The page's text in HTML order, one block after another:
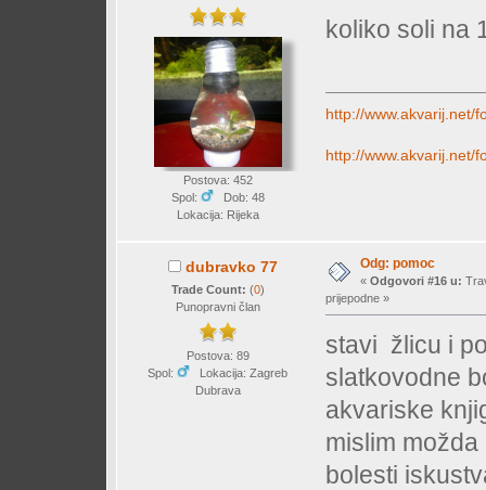
Postova: 452
Spol:
Dob: 48
Lokacija: Rijeka
koliko soli na
http://www.akvarij.net/
http://www.akvarij.net/
dubravko 77
Trade Count: (0)
Punopravni član
Postova: 89
Spol:
Lokacija: Zagreb
Dubrava
Odg: pomoc
« Odgovori #16 u:
prijepodne »
stavi žlicu i
slatkovodne
akvariske
mislim
bolesti